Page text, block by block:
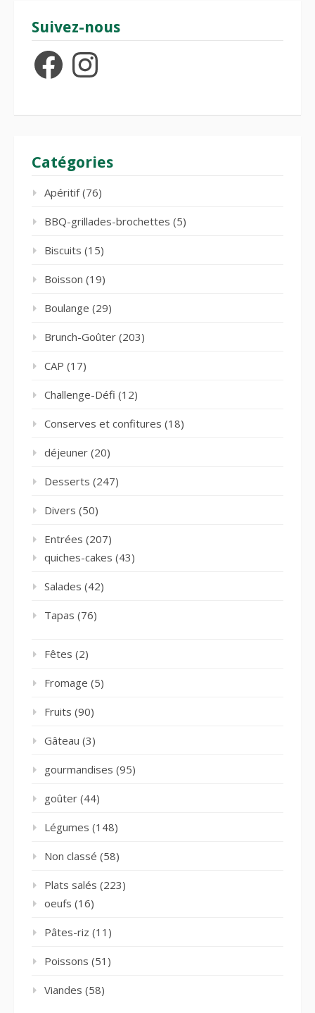
Suivez-nous
FacebookInstagram
Catégories
Apéritif(76)
BBQ-grillades-brochettes (5)
Biscuits (15)
Boisson (19)
Boulange (29)
Brunch-Goûter (203)
CAP (17)
Challenge-Défi (12)
Conserves et confitures (18)
déjeuner (20)
Desserts (247)
Divers (50)
Entrées (207)
quiches-cakes (43)
Salades (42)
Tapas (76)
Fêtes (2)
Fromage (5)
Fruits (90)
Gâteau (3)
gourmandises (95)
goûter (44)
Légumes (148)
Non classé (58)
Plats salés (223)
oeufs (16)
Pâtes-riz (11)
Poissons (51)
Viandes (58)